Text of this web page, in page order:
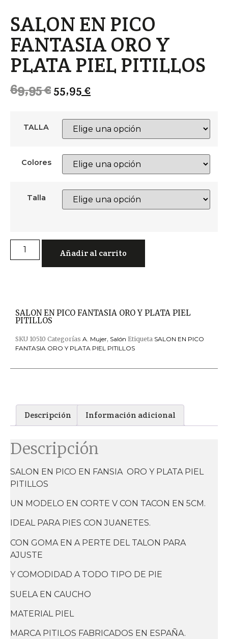
SALON EN PICO
FANTASIA ORO Y
PLATA PIEL PITILLOS
69,95€ 55,95 €
TALLA
Colores
Talla
Añadir al carrito
SALON EN PICO FANTASIA ORO Y PLATA PIEL
PITILLOS
SKU 10510 Categorías A. Mujer, Salón Etiqueta SALON EN PICO
FANTASIA ORO Y PLATA PIEL PITILLOS
Descripción Información adicional
Descripción
SALON EN PICO EN FANSIA ORO Y PLATA PIEL
PITILLOS
UN MODELO EN CORTE V CON TACON EN 5CM.
IDEAL PARA PIES CON JUANETES.
CON GOMA EN A PERTE DEL TALON PARA
AJUSTE
Y COMODIDAD A TODO TIPO DE PIE
SUELA EN CAUCHO
MATERIAL PIEL
MARCA PITILOS FABRICADOS EN ESPAÑA.